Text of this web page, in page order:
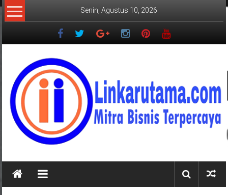
Lompat
ke
Senin, Agustus 10, 2026
LINKARUTAMA.COM
Mitra